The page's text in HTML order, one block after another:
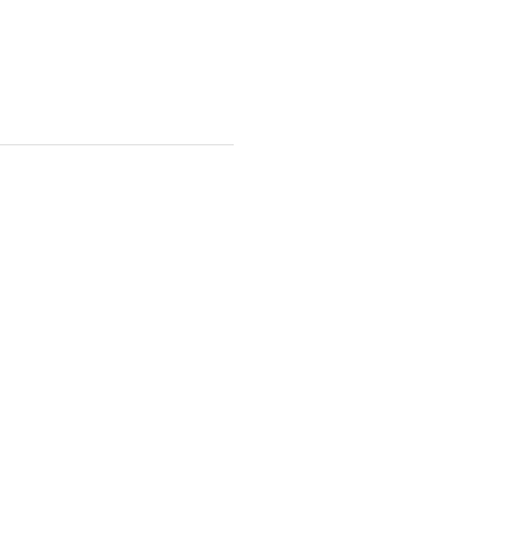
otherwise very